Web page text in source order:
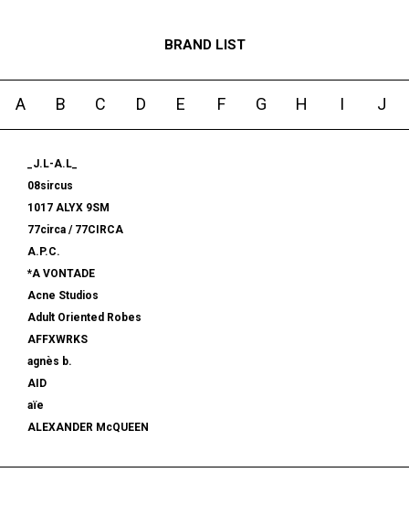
BRAND LIST
A B C D E F G H I J
_J.L-A.L_
08sircus
1017 ALYX 9SM
77circa / 77CIRCA
A.P.C.
*A VONTADE
Acne Studios
Adult Oriented Robes
AFFXWRKS
agnès b.
AID
aïe
ALEXANDER McQUEEN
ALMOSTBLACK